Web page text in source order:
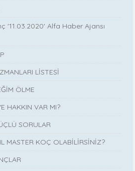
'11.03.2020' Alfa Haber Ajansı
LİSTESİ
ÖLME
HAKKIN VAR MI?
SORULAR
MASTER KOÇ OLABİLİRSİNİZ?